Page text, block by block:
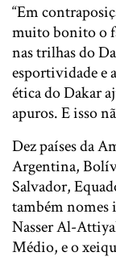
“Em
muito bonito o
nas trilhas do
esportividade e
ética do Dakar
apuros. E isso
Dez países da
Argentina,
Salvador,
também nomes
Nasser Al-
Médio, e o